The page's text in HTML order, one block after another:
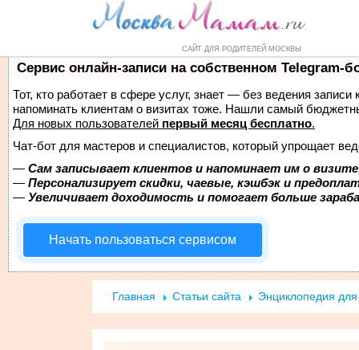
САЙТ ДЛЯ РОДИТЕЛЕЙ МОСКВЫ
Форум Маркет Справочник
Сервис онлайн-записи на собственном Telegram-
Тот, кто работает в сфере услуг, знает — без ведения
напоминать клиентам о визитах тоже. Нашли самый
Для новых пользователей первый месяц бесплатно.
Чат-бот для мастеров и специалистов, который упрощает
— Сам записывает клиентов и напоминает им о
— Персонализирует скидки, чаевые, кэшбэк и
— Увеличивает доходимость и помогает больше
Начать пользоваться сервисом
Главная Статьи сайта Энциклопедия